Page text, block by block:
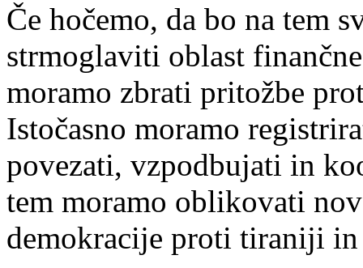
Če hočemo, da bo na tem
strmoglaviti oblast
moramo zbrati pritožbe
Istočasno moramo
povezati, vzpodbujati in
tem moramo oblikovati
demokracije proti tiraniji